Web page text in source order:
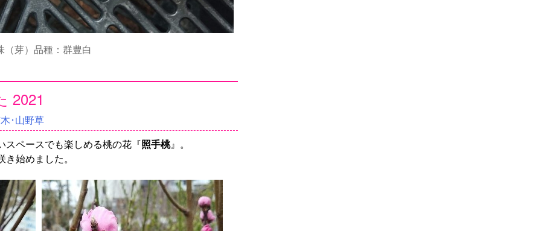
（芽）品種：群豊白
2021
･山野草
スペースでも楽しめる桃の花『照手桃』。
始めました。